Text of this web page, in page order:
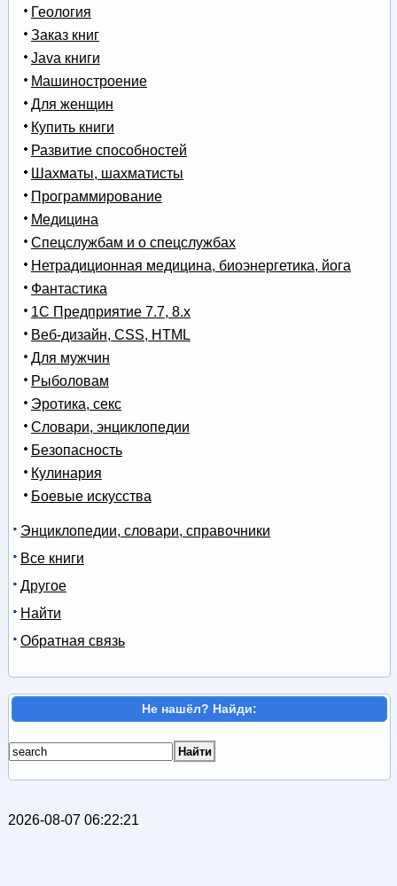
Геология
Заказ книг
Java книги
Машиностроение
Для женщин
Купить книги
Развитие способностей
Шахматы, шахматисты
Программирование
Медицина
Спецслужбам и о спецслужбах
Нетрадиционная медицина, биоэнергетика, йога
Фантастика
1С Предприятие 7.7, 8.x
Веб-дизайн, CSS, HTML
Для мужчин
Рыболовам
Эротика, секс
Словари, энциклопедии
Безопасность
Кулинария
Боевые искусства
Энциклопедии, словари, справочники
Все книги
Другое
Найти
Обратная связь
Не нашёл? Найди:
2026-08-07 06:22:21